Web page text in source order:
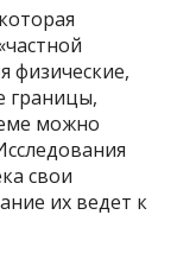
физические,
границы,
можно
свои
их ведет к